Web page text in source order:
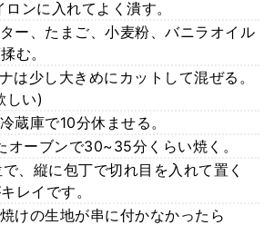
ンに入れてよく潰す。
ー、たまご、小麦粉、バニラオイル
む。
は少し大きめにカットして混ぜる。
しい)
蔵庫で10分休ませる。
オーブンで30~35分くらい焼く。
、縦に包丁で切れ目を入れて置く
レイです。
けの生地が串に付かなかったら